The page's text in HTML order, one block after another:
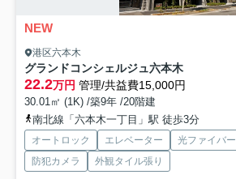
NEW
港区六本木
グランドコンシェルジュ六本木
22.2万円 管理/共益費15,000円
30.01㎡ (1K) /築9年 /20階建
南北線「六本木一丁目」駅 徒歩3分
オートロック エレベーター 光ファイバー
防犯カメラ
外観タイル張り